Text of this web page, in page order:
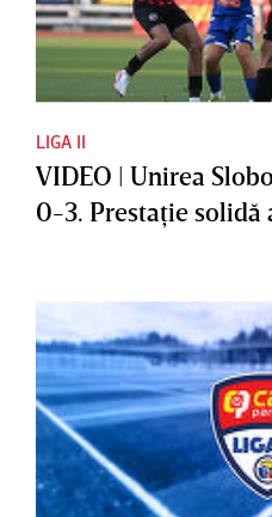
LIGA II
VIDEO | Unirea
0-3. Prestaţie solidă